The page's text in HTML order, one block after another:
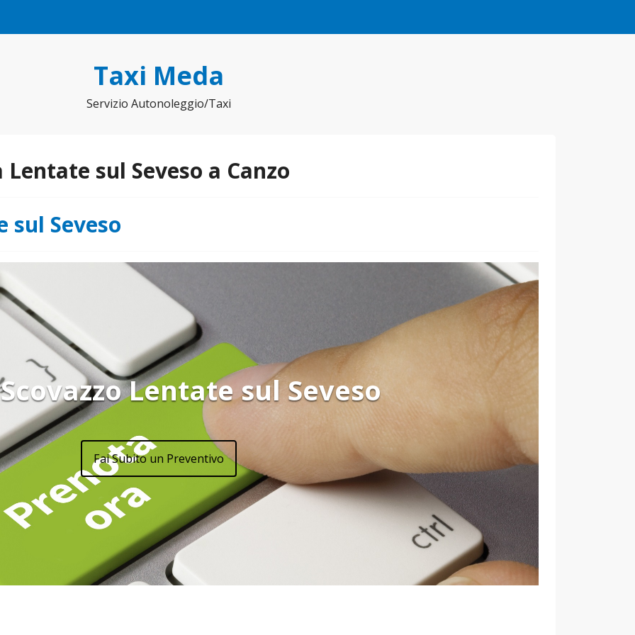
Taxi Meda
Servizio Autonoleggio/Taxi
sul Seveso a Canzo
sul Seveso
Lentate sul Seveso
Fai Subito un Preventivo